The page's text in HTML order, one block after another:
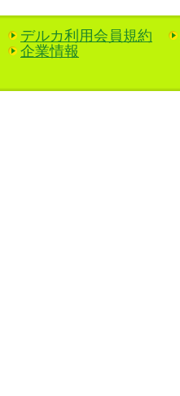
デルカ利用会員規約
企業情報